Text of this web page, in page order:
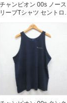
チャンピオン 00s ノース
リーブTシャツ セントロ
ズS相当 | 古着